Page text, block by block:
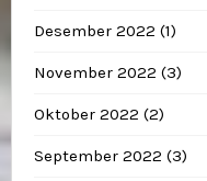
Desember 2022 (1)
November 2022 (3)
Oktober 2022 (2)
September 2022 (3)